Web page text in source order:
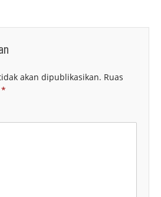
akan dipublikasikan. Ruas
*